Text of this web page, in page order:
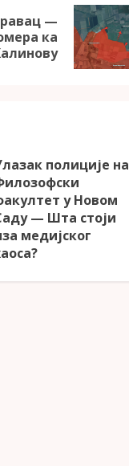
—
ка
полиције на
у Новом
— Шта стоји
медијског